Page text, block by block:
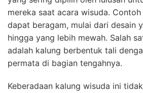
mereka saat acara wisuda.
dapat beragam, mulai dari desain
hingga yang lebih mewah. Salah
adalah kalung berbentuk tali
permata di bagian tengahnya.
Keberadaan kalung wisuda ini